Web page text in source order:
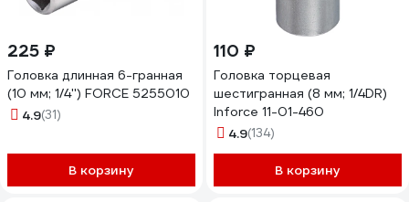
225 ₽
Головка длинная 6-гранная
(10 мм; 1/4'') FORCE 5255010
4.9(31)
В корзину
110 ₽
Головка торцевая
шестигранная (8 мм; 1/4DR)
Inforce 11-01-460
4.9(134)
В корзину